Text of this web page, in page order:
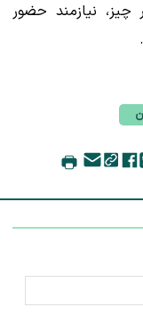
چیز، نیازمند حضور